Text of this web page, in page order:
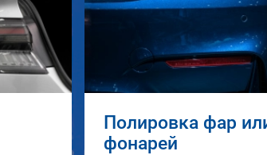
Полировка фар
фонарей